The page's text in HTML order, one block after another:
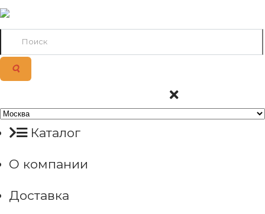
Каталог
О компании
Доставка